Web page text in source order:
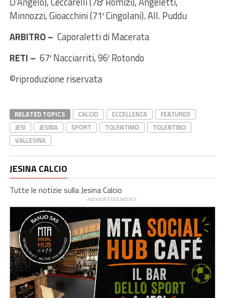
Minnozzi, Gioacchini (71′ Cingolani). All. Puddu
ARBITRO – Caporaletti di Macerata
RETI – 67′ Nacciarriti, 96′ Rotondo
©riproduzione riservata
RELATED TOPICS CALCIO ECCELLENZA
FEATURED
JESI
JESINA SPORT TOLENTIMO
TOLENTINO
VALLESINA
JESINA CALCIO
Tutte le notizie sulla Jesina Calcio
ADVERTISEMENT